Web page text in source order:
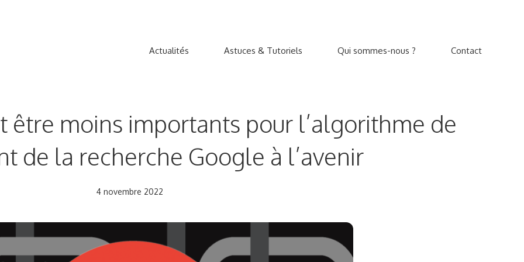
Actualités Astuces & Tutoriels Qui sommes-nous ? Contact
être moins importants pour l’algorithme de
de la recherche Google à l’avenir
4 novembre 2022